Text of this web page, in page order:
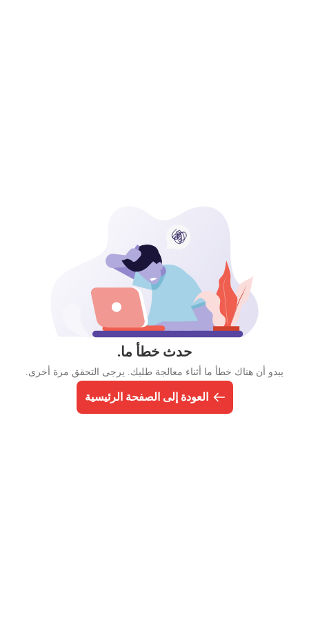
حدث خطأ ما.
يبدو أن هناك خطأ ما أثناء معالجة طلبك. يرجى التحقق مرة أخرى.
العودة إلى الصفحة الرئيسية